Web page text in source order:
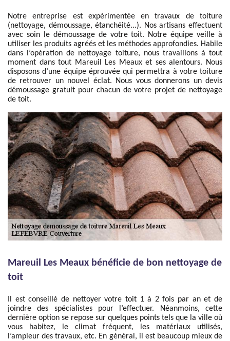
Notre entreprise est expérimentée en travaux de toiture
(nettoyage, démoussage, étanchéité...). Nos artisans effectuent
avec soin le démoussage de votre toit. Notre équipe veille à
utiliser les produits agréés et les méthodes approfondies. Habile
dans l’opération de nettoyage toiture, nous travaillons à tout
moment dans tout Mareuil Les Meaux et ses alentours. Nous
disposons d’une équipe éprouvée qui permettra à votre toiture
de retrouver un nouvel éclat. Nous vous donnerons un devis
démoussage gratuit pour chacun de votre projet de nettoyage
de toit.
Mareuil Les Meaux bénéficie de bon nettoyage de
toit
Il est conseillé de nettoyer votre toit 1 à 2 fois par an et de
joindre des spécialistes pour l’effectuer. Néanmoins, cette
dernière option se repose sur quelques points tels que la ville où
vous habitez, le climat fréquent, les matériaux utilisés,
l’ampleur des travaux, etc. En général, il est beaucoup mieux de